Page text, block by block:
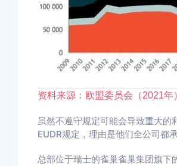
资料来源：欧盟委员会（2021年
虽然不遵守规定可能会导致重大
EUDR规定，理由是他们全公司都
总部位于瑞士的雀巢雀巢集团旗下